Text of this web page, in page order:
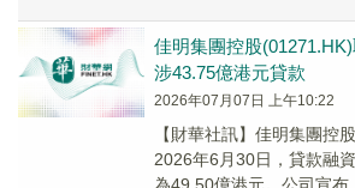
訂立，而...
佳明集團控股
涉43.75億港元貸款
2026年07月07日 上午10:22
【財華社訊】佳明集團控
2026年6月30日，貸款融